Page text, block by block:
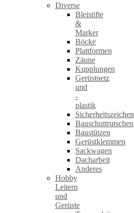
Diverse
Bleistifte
&
Marker
Böcke
Plattformen
Zäune
Kupplungen
Gerüstnetz
und
-
plastik
Sicherheitszeichen
Bauschuttrutschen
Baustützen
Gerüstklemmen
Sackwagen
Dacharbeit
Anderes
Hobby
Leitern
und
Gerüste